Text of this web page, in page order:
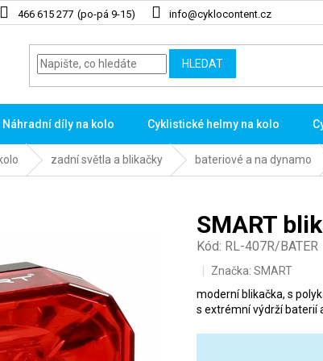
466 615 277 info@cyklocontent.cz
HLEDAT
Náhradní díly na kolo Cyklistické helmy na kolo
zadní světla a blikačky bateriové a na dynamo
moderní blikačka, s
s extrémní výdrží baterií
SMART
Kód: RL-407R/BATER
Značka: SMART